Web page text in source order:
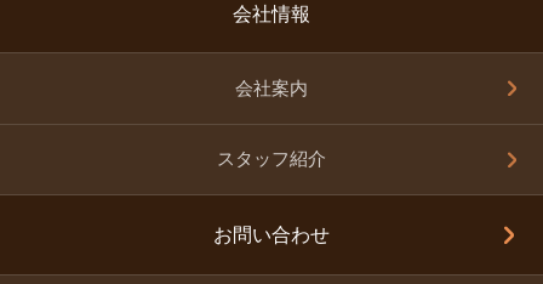
会社情報
会社案内
スタッフ紹介
お問い合わせ